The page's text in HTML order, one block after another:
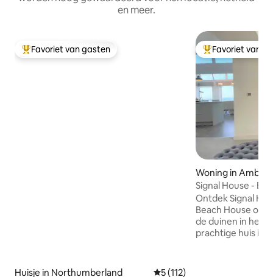
en meer.
Topfavoriet van gasten
Favoriet van gasten
Huisje in Northumberland Gemiddelde beoordeling
5 (112)
Topfavoriet van
Favoriet van
Woning in Amble
Signal House -
2020 gebouwd
Ontdek Signal
Beach House
de duinen in het
prachtige huis is